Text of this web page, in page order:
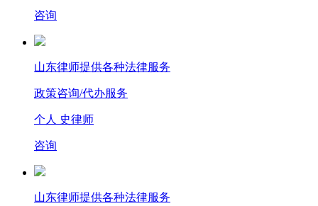
咨询
山东律师提供各种法律服务
政策咨询/代办服务
个人 史律师
咨询
山东律师提供各种法律服务